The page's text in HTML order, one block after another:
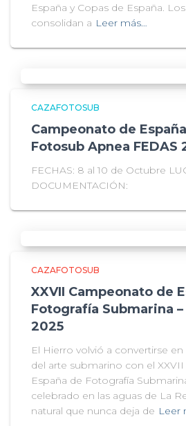
España y Copas de España.
consolidan a Leer más…
CAZAFOTOSUB
Campeonato de
Fotosub Apnea FEDAS
FECHAS: 8 al 10 de Octubre
DOCUMENTACIÓN:
CAZAFOTOSUB
XXVII Campeonato de
Fotografía Submarina –
2025
El Hierro volvió a convertirse
del arte submarino con el
España de Fotografía
celebrado en las aguas de La
natural que nunca deja de Leer